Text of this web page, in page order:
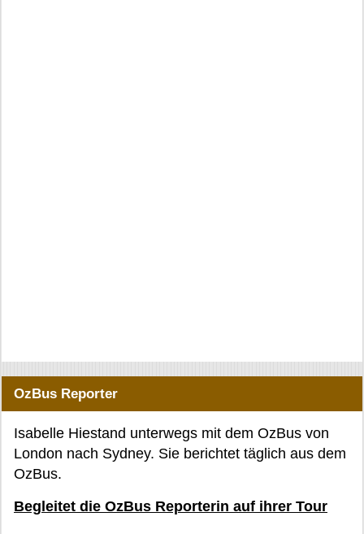
OzBus Reporter
Isabelle Hiestand unterwegs mit dem OzBus von
London nach Sydney. Sie berichtet täglich aus dem
OzBus.
Begleitet die OzBus Reporterin auf ihrer Tour